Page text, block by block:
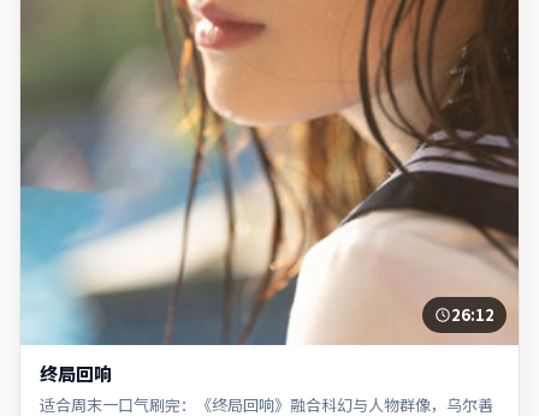
26:12
终局回响
适合周末一口气刷完：《终局回响》融合科幻与人物群像，乌尔善